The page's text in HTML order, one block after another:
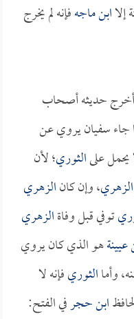
ابن ماجهفإنه لم يخرج
حديثه أصحاب
جاء سفيان يروي عن
يحمل علىالثوري؛ لأن
الزهري، وإن كانالزهري
توفي قبل وفاةالزهري
هو الذي كان يروي
وأماالثوريفإنه لا
ابن حجرفي الفتح: